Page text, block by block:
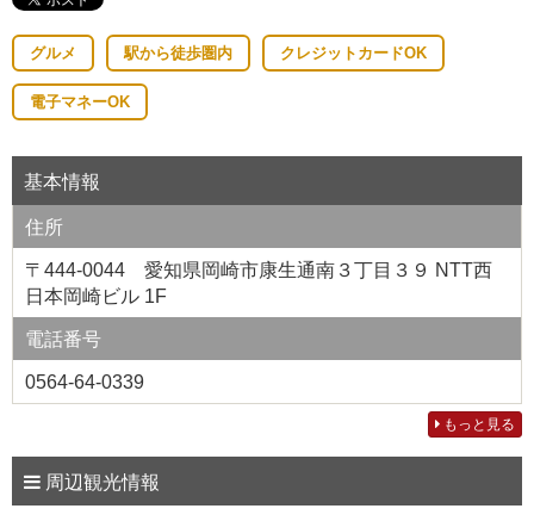
グルメ 駅から徒歩圏内 クレジットカードOK
電子マネーOK
基本情報
住所
〒444-0044 愛知県岡崎市康生通南３丁目３９ NTT西
日本岡崎ビル 1F
電話番号
0564-64-0339
もっと見る
周辺観光情報